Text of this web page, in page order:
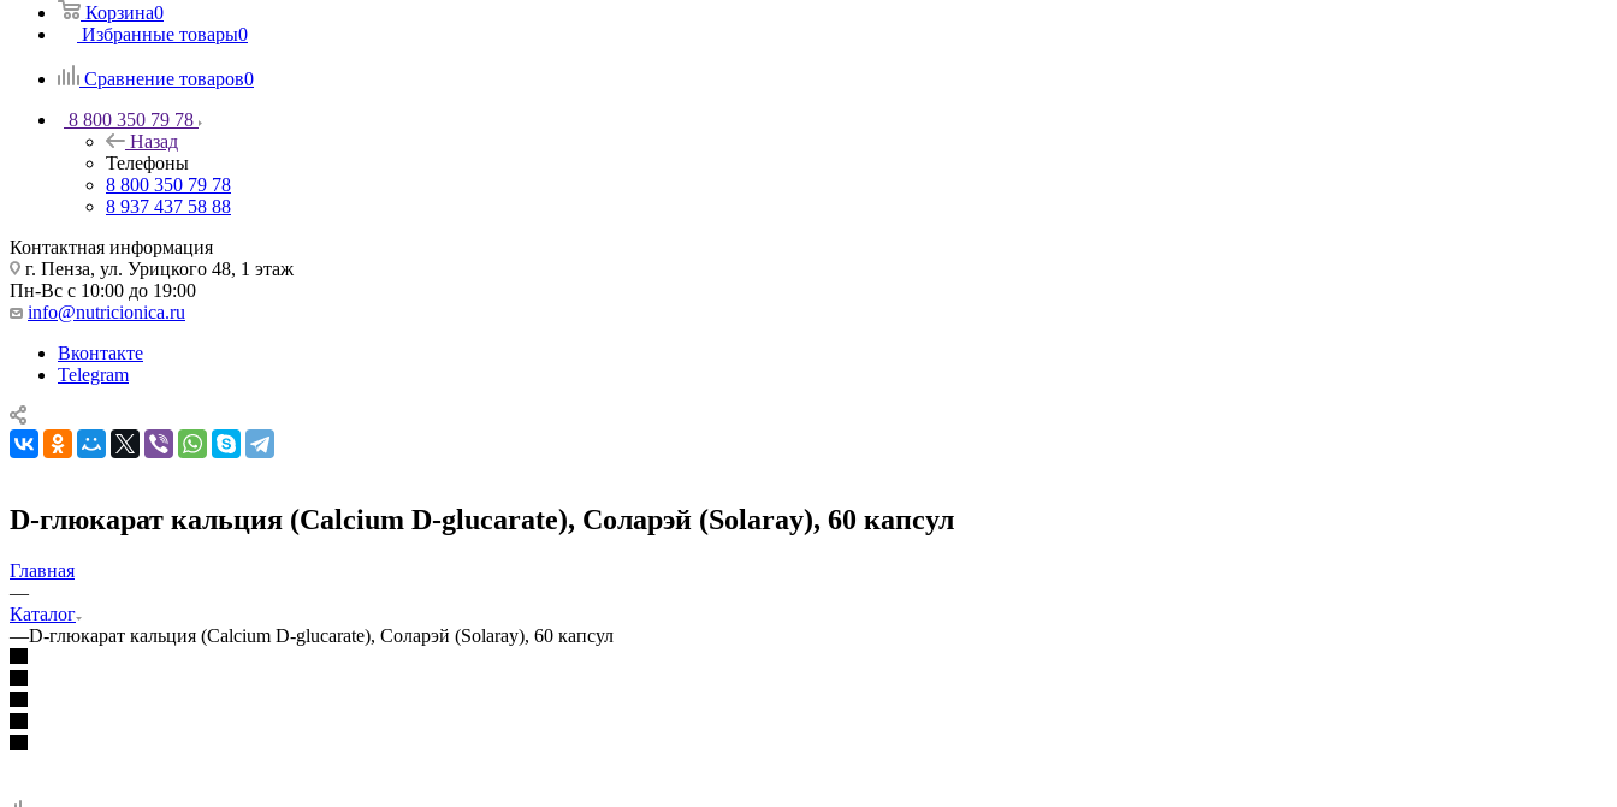
Корзина0
Избранные товары0
Сравнение товаров0
8 800 350 79 78
Назад
Телефоны
8 800 350 79 78
8 937 437 58 88
Контактная информация
г. Пенза, ул. Урицкого 48, 1 этаж
Пн-Вс с 10:00 до 19:00
info@nutricionica.ru
Вконтакте
Telegram
D-глюкарат кальция (Calcium D-glucarate), Соларэй (Solaray), 60 капсул
Главная
—
Каталог
—D-глюкарат кальция (Calcium D-glucarate), Соларэй (Solaray), 60 капсул